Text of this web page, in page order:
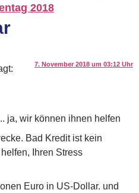
2018
7. November 2018 um 03:12 Uhr
ja, wir können ihnen helfen
Bad Kredit ist kein
Ihren Stress
Euro in US-Dollar. und